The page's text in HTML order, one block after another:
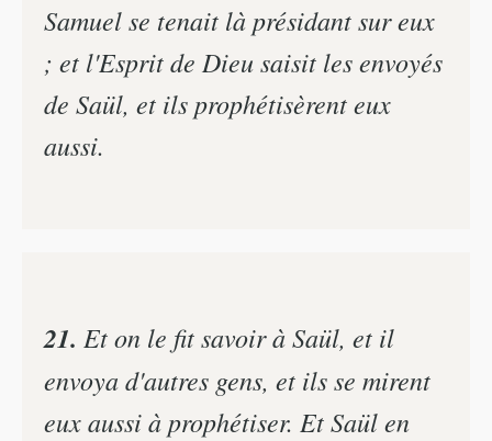
Samuel se tenait là présidant sur eux
; et l'Esprit de Dieu saisit les envoyés
de Saül, et ils prophétisèrent eux
aussi.
21. Et on le fit savoir à Saül, et il
envoya d'autres gens, et ils se mirent
eux aussi à prophétiser. Et Saül en